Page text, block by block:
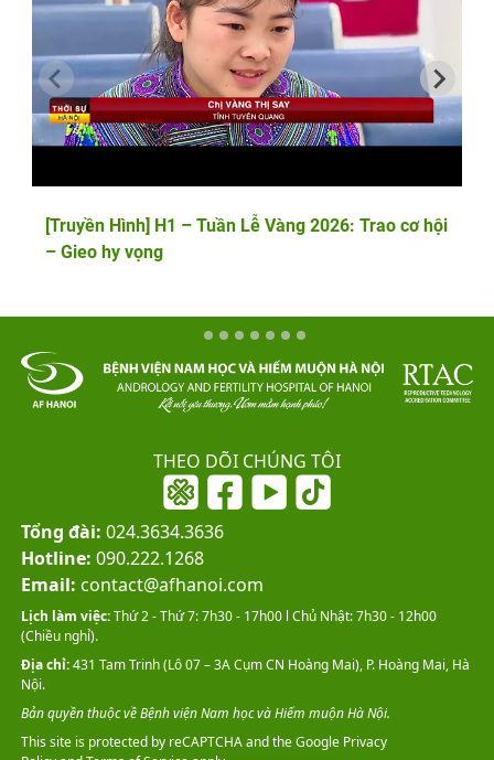
[Truyền Hình] H1 – Tuần Lễ Vàng 2026: Trao cơ hội
– Gieo hy vọng
THEO DÕI CHÚNG TÔI
Tổng đài: 024.3634.3636
Hotline: 090.222.1268
Email: contact@afhanoi.com
This site is protected by reCAPTCHA and the GooglePrivacy
Lịch làm việc:Thứ 2 - Thứ 7: 7h30 - 17h00 l Chủ Nhật: 7h30 - 12h00
(Chiều nghỉ).
Địa chỉ:431 Tam Trinh (Lô 07 – 3A Cụm CN Hoàng Mai), P. Hoàng Mai, Hà
Nội.
Bản quyền thuộc về Bệnh viện Nam học và Hiếm muộn Hà Nội.